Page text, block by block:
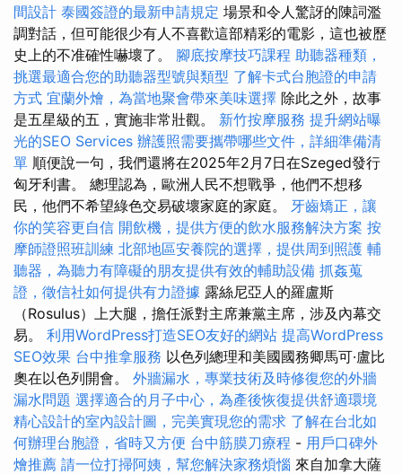
間設計 泰國簽證的最新申請規定 場景和令人驚訝的陳詞濫
調對話，但可能很少有人不喜歡這部精彩的電影，這也被歷
史上的不准確性嚇壞了。 腳底按摩技巧課程 助聽器種類，
挑選最適合您的助聽器型號與類型 了解卡式台胞證的申請
方式 宜蘭外燴，為當地聚會帶來美味選擇 除此之外，故事
是五星級的五，實施非常壯觀。 新竹按摩服務 提升網站曝
光的SEO Services 辦護照需要攜帶哪些文件，詳細準備清
單 順便說一句，我們還將在2025年2月7日在Szeged發行
匈牙利書。 總理認為，歐洲人民不想戰爭，他們不想移
民，他們不希望綠色交易破壞家庭的家庭。 牙齒矯正，讓
你的笑容更自信 開飲機，提供方便的飲水服務解決方案 按
摩師證照班訓練 北部地區安養院的選擇，提供周到照護 輔
聽器，為聽力有障礙的朋友提供有效的輔助設備 抓姦蒐
證，徵信社如何提供有力證據 露絲尼亞人的羅盧斯
（Rosulus）上大腿，擔任派對主席兼黨主席，涉及內幕交
易。 利用WordPress打造SEO友好的網站 提高WordPress
SEO效果 台中推拿服務 以色列總理和美國國務卿馬可·盧比
奧在以色列開會。 外牆漏水，專業技術及時修復您的外牆
漏水問題 選擇適合的月子中心，為產後恢復提供舒適環境
精心設計的室內設計圖，完美實現您的需求 了解在台北如
何辦理台胞證，省時又方便 台中筋膜刀療程 - 用戶口碑外
燴推薦 請一位打掃阿姨，幫您解決家務煩惱 來自加拿大薩